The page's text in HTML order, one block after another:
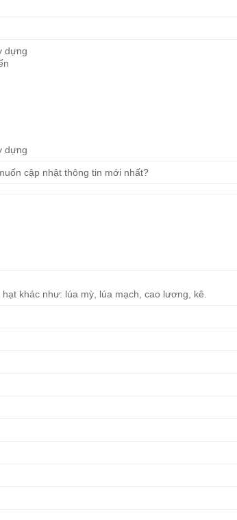
dựng
dựng
cập nhật thông tin mới nhất?
khác như: lúa mỳ, lúa mạch, cao lương, kê.